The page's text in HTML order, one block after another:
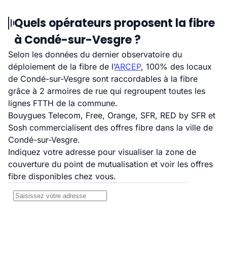
Quels opérateurs proposent la fibre
à Condé-sur-Vesgre ?
Selon les données du dernier observatoire du
déploiement de la fibre de l’ARCEP, 100% des locaux
de Condé-sur-Vesgre sont raccordables à la fibre
grâce à 2 armoires de rue qui regroupent toutes les
lignes FTTH de la commune.
Bouygues Telecom, Free, Orange, SFR, RED by SFR et
Sosh commercialisent des offres fibre dans la ville de
Condé-sur-Vesgre.
Indiquez votre adresse pour visualiser la zone de
couverture du point de mutualisation et voir les offres
fibre disponibles chez vous.